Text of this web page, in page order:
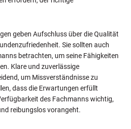
geben Aufschluss über die Qualität
Sie sollten auch
betrachten, um seine Fähigkeiten
Klare und zuverlässige
um Missverständnisse zu
dass die Erwartungen erfüllt
des Fachmanns wichtig,
reibungslos vorangeht.